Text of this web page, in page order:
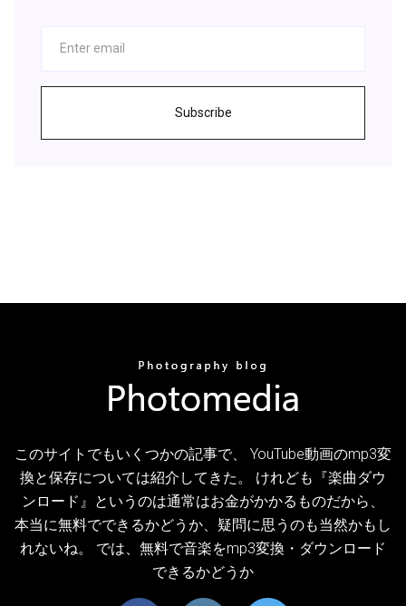
Subscribe
このサイトでもいくつかの記事で、 YouTube動画のmp3変
換と保存については紹介してきた。 けれども『楽曲ダウ
ンロード』というのは通常はお金がかかるものだから、
本当に無料でできるかどうか、疑問に思うのも当然かもし
れないね。 では、無料で音楽をmp3変換・ダウンロード
できるかどうか